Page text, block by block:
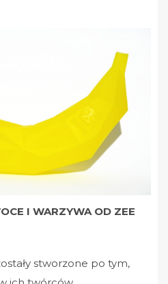
I WARZYWA OD ZEE
stworzone po tym,